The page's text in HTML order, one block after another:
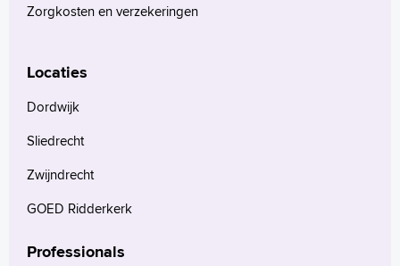
Zorgkosten en verzekeringen
Locaties
Dordwijk
Sliedrecht
Zwijndrecht
GOED Ridderkerk
Professionals